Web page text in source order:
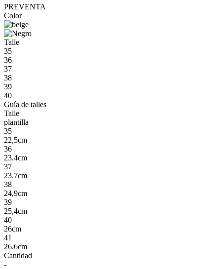
PREVENTA
Color
Talle
35
36
37
38
39
40
Guía de talles
Talle
plantilla
35
22,5cm
36
23,4cm
37
23.7cm
38
24,9cm
39
25,4cm
40
26cm
41
26.6cm
Cantidad
-